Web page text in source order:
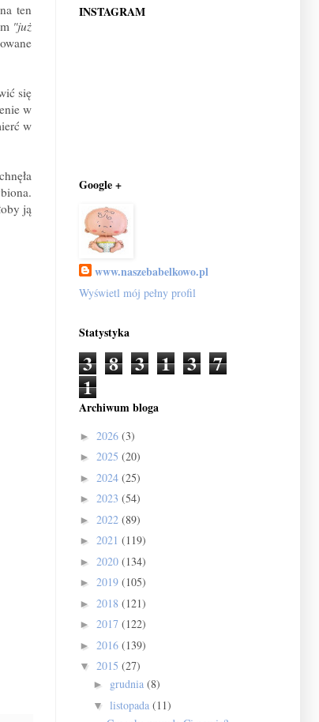
ten
"już
się
w
w
ją
INSTAGRAM
Google +
www.naszebabelkowo.pl
Wyświetl mój pełny profil
Statystyka
3 8 3 1 3 7
1
Archiwum bloga
► 2026 (3)
► 2025 (20)
► 2024 (25)
► 2023 (54)
► 2022 (89)
► 2021 (119)
► 2020 (134)
► 2019 (105)
► 2018 (121)
► 2017 (122)
► 2016 (139)
▼ 2015 (27)
► grudnia (8)
▼ listopada (11)